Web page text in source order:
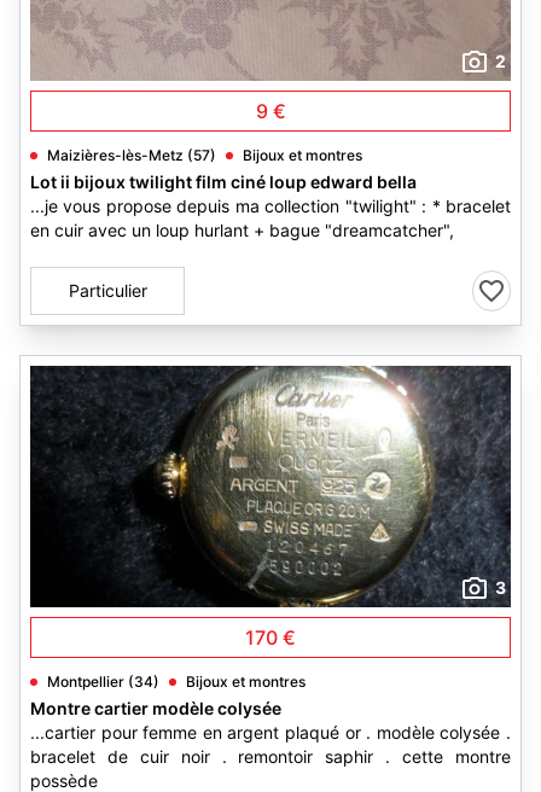
2
9 €
Maizières-lès-Metz (57) Bijoux et montres
Lot ii bijoux twilight film ciné loup edward bella
...je vous propose depuis ma collection "twilight" : * bracelet
en cuir avec un loup hurlant + bague "dreamcatcher",
Particulier
3
170 €
Montpellier (34) Bijoux et montres
Montre cartier modèle colysée
...cartier pour femme en argent plaqué or . modèle colysée .
bracelet de cuir noir . remontoir saphir . cette montre
possède